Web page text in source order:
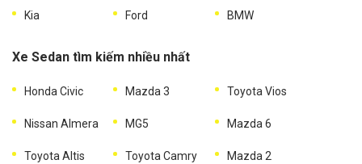
Kia Ford BMW
Xe Sedan tìm kiếm nhiều nhất
Honda Civic Mazda 3 Toyota Vios
Nissan Almera MG5 Mazda 6
Toyota Altis Toyota Camry Mazda 2